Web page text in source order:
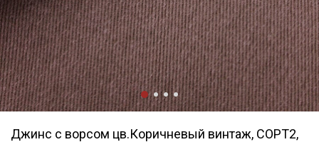
Джинс с ворсом цв.Коричневый винтаж, СОРТ2,